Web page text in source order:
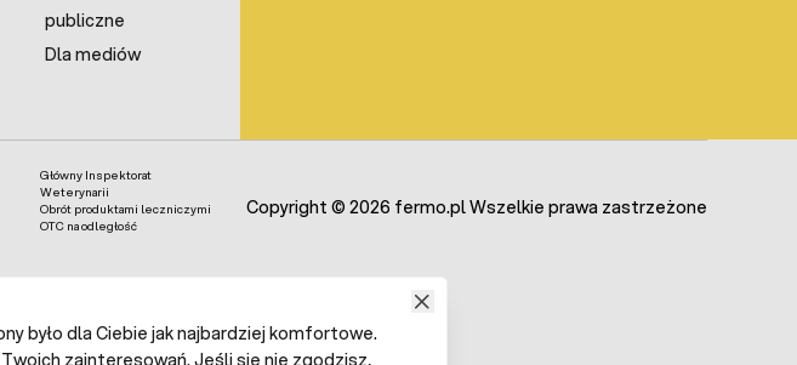
publiczne
Dla mediów
Główny Inspektorat
Weterynarii
Obrót produktami leczniczymi
OTC na odległość
Copyright © 2026 fermo.pl Wszelkie prawa zastrzeżone
było dla Ciebie jak najbardziej komfortowe.
zainteresowań. Jeśli się nie zgodzisz,